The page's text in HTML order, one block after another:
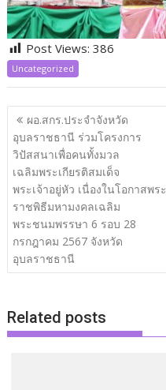
Post Views: 386
Uncategorized
แนะแนว
เรื่อง
ผอ.สกร.ประจำจังหวัด
อุบลราชธานี ร่วมโครงการ
วิปัสสนาเพื่อคนทั้งมวล
เฉลิมพระเกียรติสมเด็จ
พระเจ้าอยู่หัว เนื่องในโอกาสพระ
ราชพิธีมหามงคลเฉลิม
พระชนมพรรษา 6 รอบ 28
กรกฎาคม 2567 จังหวัด
อุบลราชธานี
Related posts